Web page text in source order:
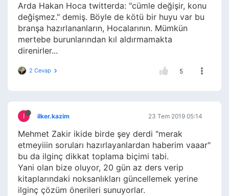
Arda Hakan Hoca twitterda: "cümle değişir, konu
değişmez." demiş. Böyle de kötü bir huyu var bu
branşa hazırlananların, Hocalarının. Mümkün
mertebe burunlarından kıl aldırmamakta
direnirler...
2 Cevap 5
I ilker.kazim 23 Tem 2019 05:14
Mehmet Zakir ikide birde şey derdi "merak
etmeyiiin soruları hazırlayanlardan haberim vaaar"
bu da ilginç dikkat toplama biçimi tabi.
Yani olan bize oluyor, 20 gün az ders verip
kitaplarındaki noksanlıkları güncellemek yerine
ilginç çözüm önerileri sunuyorlar.